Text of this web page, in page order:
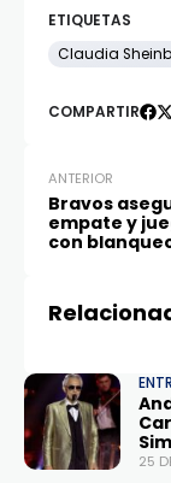
ETIQUETAS
Claudia
COMPARTIR
ANTERIOR
Bravos
empate y
con
25